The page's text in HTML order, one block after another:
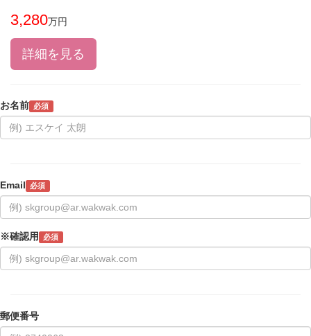
3,280万円
詳細を見る
お名前 必須
Email 必須
※確認用 必須
郵便番号